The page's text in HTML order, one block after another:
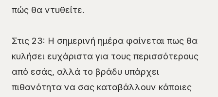
πώς θα ντυθείτε.
Στις 23: Η σημερινή ημέρα φαίνεται πως θα
κυλήσει ευχάριστα για τους περισσότερους
από εσάς, αλλά το βράδυ υπάρχει
πιθανότητα να σας καταβάλλουν κάποιες